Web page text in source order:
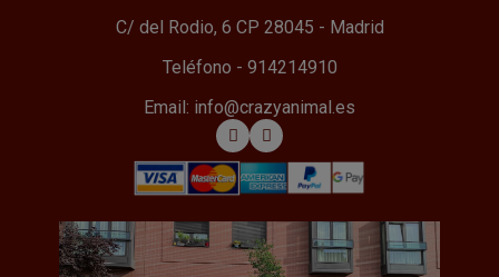
C/ del Rodio, 6 CP 28045 - Madrid
Teléfono - 914214910
Email: info@crazyanimal.es